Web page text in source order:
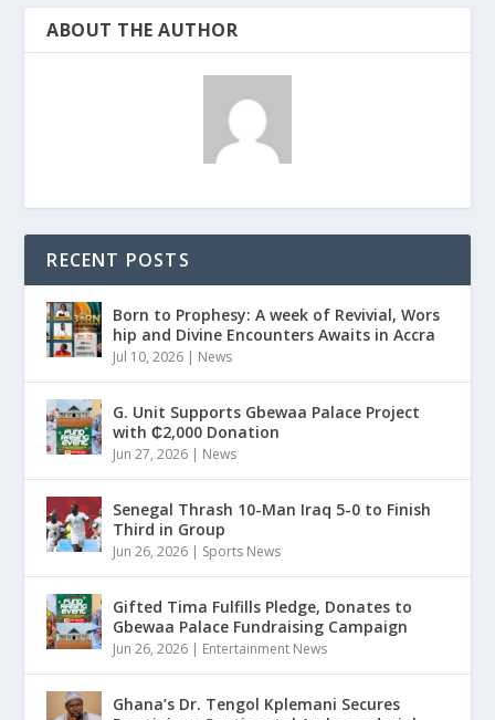
ABOUT THE AUTHOR
RECENT POSTS
Born to Prophesy: A week of Revivial, Wors
hip and Divine Encounters Awaits in Accra
Jul 10, 2026 | News
G. Unit Supports Gbewaa Palace Project
with ₵2,000 Donation
Jun 27, 2026 | News
Senegal Thrash 10-Man Iraq 5-0 to Finish
Third in Group
Jun 26, 2026 | Sports News
Gifted Tima Fulfills Pledge, Donates to
Gbewaa Palace Fundraising Campaign
Jun 26, 2026 | Entertainment News
Ghana’s Dr. Tengol Kplemani Secures